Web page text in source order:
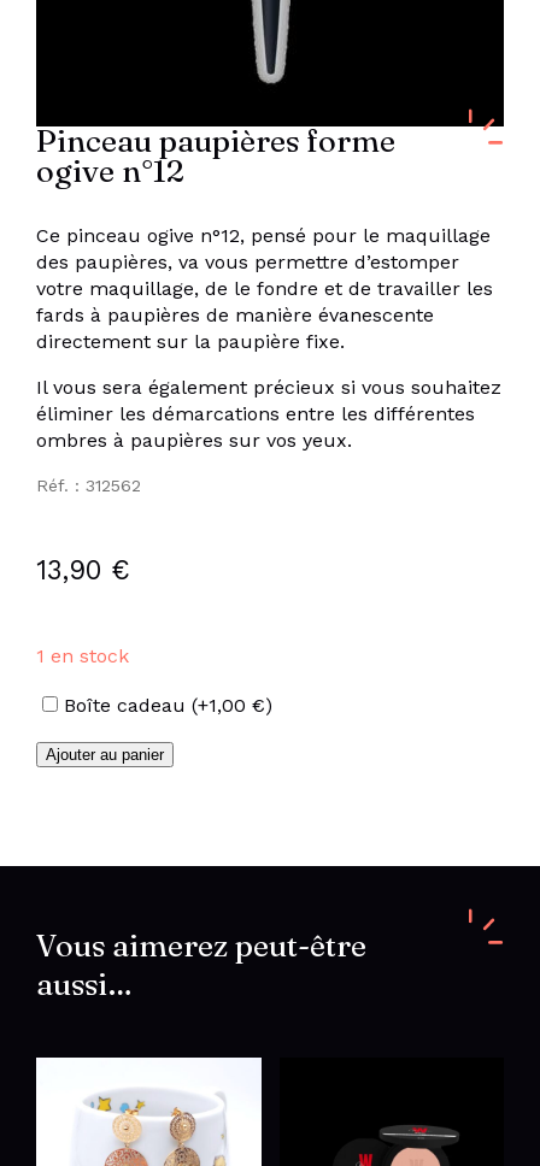
Pinceau paupières forme
ogive n°12
Ce pinceau ogive n°12, pensé pour le maquillage
des paupières, va vous permettre d’estomper
votre maquillage, de le fondre et de travailler les
fards à paupières de manière évanescente
directement sur la paupière fixe.
Il vous sera également précieux si vous souhaitez
éliminer les démarcations entre les différentes
ombres à paupières sur vos yeux.
Réf. : 312562
13,90 €
1 en stock
Options
Boîte cadeau (+1,00 €)
quantité
ogive
Ajouter au panier
Vous aimerez peut-être
aussi…